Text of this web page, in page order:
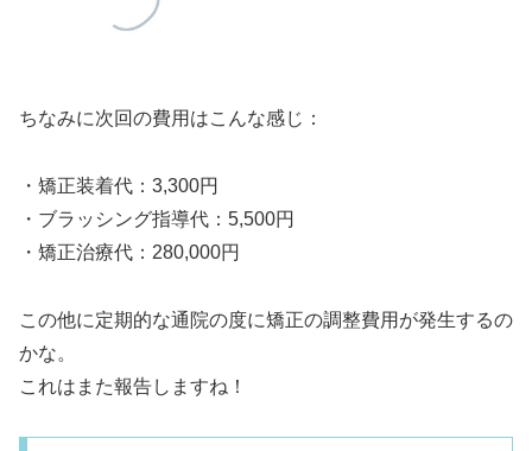
ちなみに次回の費用はこんな感じ：
・矯正装着代：3,300円
・ブラッシング指導代：5,500円
・矯正治療代：280,000円
この他に定期的な通院の度に矯正の調整費用が発生するの
かな。
これはまた報告しますね！